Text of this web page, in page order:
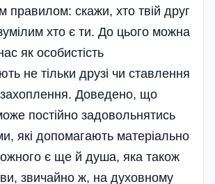
правилом: скажи, хто твій друг
хто є ти. До цього можна
як особистість
не тільки друзі чи ставлення
захоплення. Доведено, що
постійно задовольнятись
які допомагають матеріально
є ще й душа, яка також
звичайно ж, на духовному